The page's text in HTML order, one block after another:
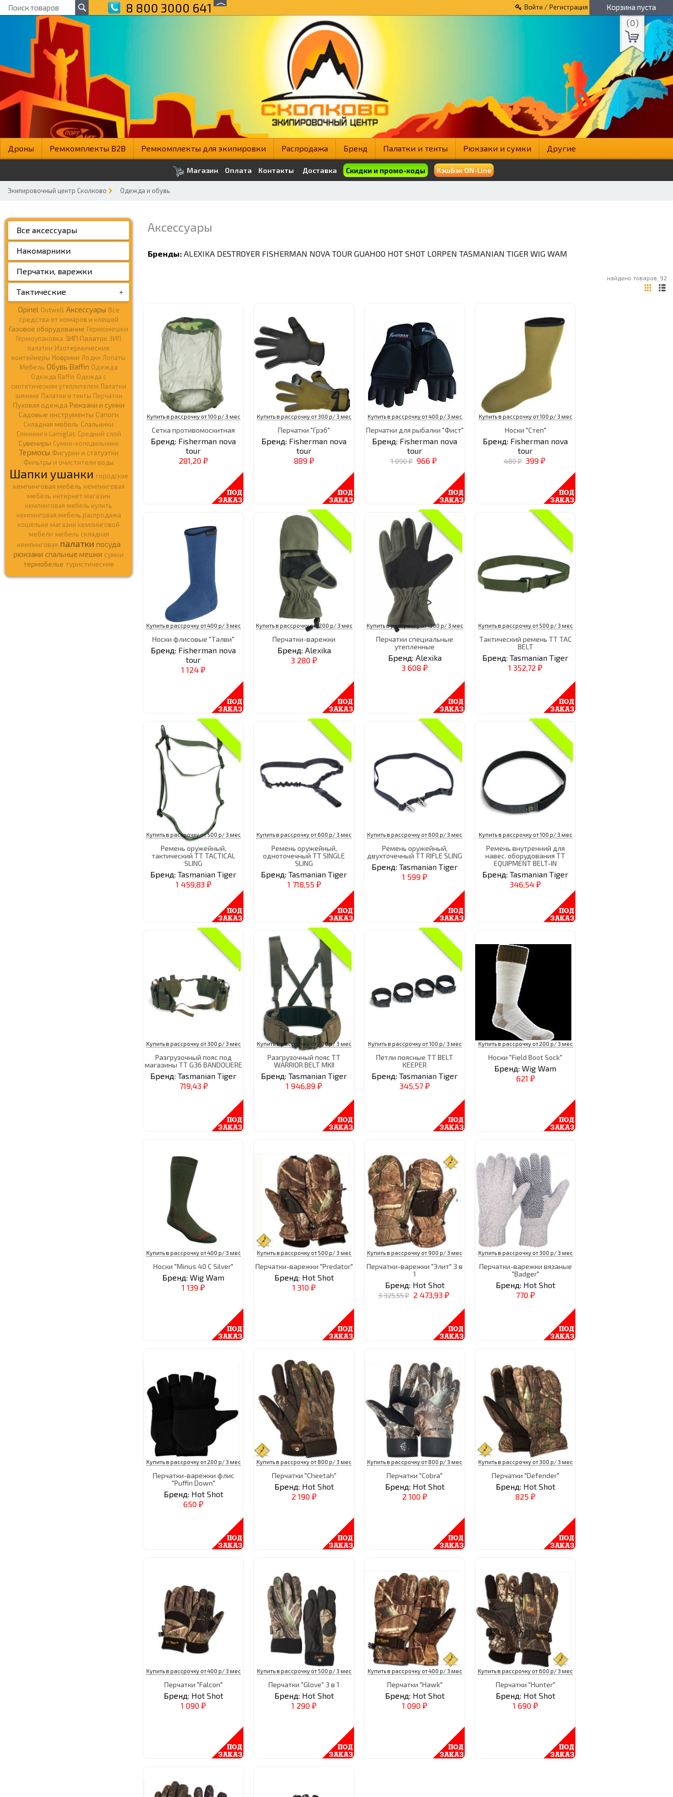
8 800 3000 641 Войти / Регистрация Корзина пуста
(0) ₽
$
€
£
Дроны Ремкомплекты B2B Ремкомплекты для экипировки Распродажа Бренд Палатки и тенты Рюкзаки и сумки Другие
Магазин Оплата Контакты Доставка Скидки и промо-коды КэшБэк ON-Line
Экипировочный центр Сколково Одежда и обувь
Все аксессуары
Накомарники
Перчатки, варежки
Тактические
Opinel Outwell Аксессуары Все
средства от комаров и клещей
Газовое оборудование Гермомешки
Гермоупаковка ЗИП Палаток ЗИП
палатки Изотермические
контейнеры Коврики Лодки Лопаты
Мебель Обувь Baffin Одежда
Одежда Baffin Одежда c
синтетическим утеплителем Палатки
зимние Палатки и тенты Перчатки
Пуховая одежда Рюкзаки и сумки
Садовые инструменты Сапоги
Складная мебель Спальники
Спиннинги Lamiglas Средний слой
Сувениры Сумки-холодильники
Термосы Фигурки и статуэтки
Фильтры и очистители воды
Шапки ушанки городские
кемпинговая мебель кемпинговая
мебель интернет магазин
кемпинговая мебель купить
кемпинговая мебель распродажа
кошельки магазин кемпинговой
мебели мебель складная
кемпинговая палатки посуда
рюкзаки спальные мешки сумки
термобелье туристические
Аксессуары
Бренды: ALEXIKA DESTROYER FISHERMAN NOVA TOUR GUAHOO HOT SHOT LORPEN TASMANIAN TIGER WIG WAM
найдено товаров: 92
Купить в рассрочку от 100 р/ 3 мес
Сетка противомоскитная
Бренд: Fisherman nova
tour
281,20 ₽
Купить в рассрочку от 300 р/ 3 мес
Перчатки "Грэб"
Бренд: Fisherman nova
tour
889 ₽
Купить в рассрочку от 400 р/ 3 мес
Перчатки для рыбалки "Фист"
Бренд: Fisherman nova
tour
1 090₽ 966 ₽
Купить в рассрочку от 100 р/ 3 мес
Носки "Степ"
Бренд: Fisherman nova
tour
480₽ 399 ₽
Купить в рассрочку от 400 р/ 3 мес
Носки флисовые "Талви"
Бренд: Fisherman nova
tour
1 124 ₽
Купить в рассрочку от 1200 р/ 3 мес
Перчатки-варежки
Бренд: Alexika
3 280 ₽
Купить в рассрочку от 1300 р/ 3 мес
Перчатки специальные
утепленные
Бренд: Alexika
3 608 ₽
Купить в рассрочку от 500 р/ 3 мес
Тактический ремень TT TAC
BELT
Бренд: Tasmanian Tiger
1 352,72 ₽
Купить в рассрочку от 500 р/ 3 мес
Ремень оружейный,
тактический TT TACTICAL
SLING
Бренд: Tasmanian Tiger
1 459,83 ₽
Купить в рассрочку от 600 р/ 3 мес
Ремень оружейный,
одноточечный TT SINGLE
SLING
Бренд: Tasmanian Tiger
1 718,55 ₽
Купить в рассрочку от 600 р/ 3 мес
Ремень оружейный,
двухточечный TT RIFLE SLING
Бренд: Tasmanian Tiger
1 599 ₽
Купить в рассрочку от 100 р/ 3 мес
Ремень внутренний для
навес. оборудования TT
EQUIPMENT BELT-IN
Бренд: Tasmanian Tiger
346,54 ₽
Купить в рассрочку от 300 р/ 3 мес
Разгрузочный пояс под
магазины TT G36 BANDOLIERE
Бренд: Tasmanian Tiger
719,43 ₽
Купить в рассрочку от 700 р/ 3 мес
Разгрузочный пояс TT
WARRIOR BELT MKII
Бренд: Tasmanian Tiger
1 946,89 ₽
Купить в рассрочку от 100 р/ 3 мес
Петли поясные TT BELT
KEEPER
Бренд: Tasmanian Tiger
345,57 ₽
Купить в рассрочку от 200 р/ 3 мес
Носки "Field Boot Sock"
Бренд: Wig Wam
621 ₽
Купить в рассрочку от 400 р/ 3 мес
Носки "Minus 40 C Silver"
Бренд: Wig Wam
1 139 ₽
Купить в рассрочку от 500 р/ 3 мес
Перчатки-варежки "Predator"
Бренд: Hot Shot
1 310 ₽
Купить в рассрочку от 900 р/ 3 мес
Перчатки-варежки "Элит" 3 в
1
Бренд: Hot Shot
3 325,55₽ 2 473,93 ₽
Купить в рассрочку от 300 р/ 3 мес
Перчатки-варежки вязаные
"Badger"
Бренд: Hot Shot
770 ₽
Купить в рассрочку от 200 р/ 3 мес
Перчатки-варежки флис
"Puffin Down"
Бренд: Hot Shot
650 ₽
Купить в рассрочку от 800 р/ 3 мес
Перчатки "Cheetah"
Бренд: Hot Shot
2 190 ₽
Купить в рассрочку от 800 р/ 3 мес
Перчатки "Cobra"
Бренд: Hot Shot
2 100 ₽
Купить в рассрочку от 300 р/ 3 мес
Перчатки "Defender"
Бренд: Hot Shot
825 ₽
Купить в рассрочку от 400 р/ 3 мес
Перчатки "Falcon"
Бренд: Hot Shot
1 090 ₽
Купить в рассрочку от 500 р/ 3 мес
Перчатки "Glove" 3 в 1
Бренд: Hot Shot
1 290 ₽
Купить в рассрочку от 400 р/ 3 мес
Перчатки "Hawk"
Бренд: Hot Shot
1 090 ₽
Купить в рассрочку от 600 р/ 3 мес
Перчатки "Hunter"
Бренд: Hot Shot
1 690 ₽